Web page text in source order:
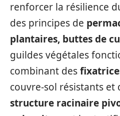
renforcer la résilience
des principes de
plantaires, buttes de
guildes végétales
combinant des
couvre-sol résistants et
structure racinaire